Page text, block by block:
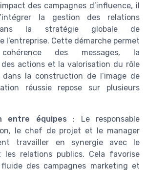
des campagnes d’influence, il
la gestion des relations
la stratégie globale de
l’entreprise. Cette démarche permet
des messages, la
actions et la valorisation du rôle
la construction de l’image de
réussie repose sur plusieurs
entre équipes : Le responsable
le chef de projet et le manager
travailler en synergie avec le
les relations publics. Cela favorise
des campagnes marketing et